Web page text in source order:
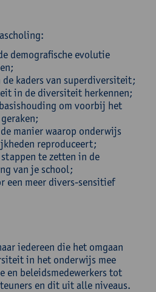
demografische evolutie
de kaders van superdiversiteit;
in de diversiteit herkennen;
om voorbij het
manier waarop onderwijs
reproduceert;
te zetten in de
van je school;
een meer divers-sensitief
iedereen die het omgaan
in het onderwijs mee
en beleidsmedewerkers tot
en dit uit alle niveaus.